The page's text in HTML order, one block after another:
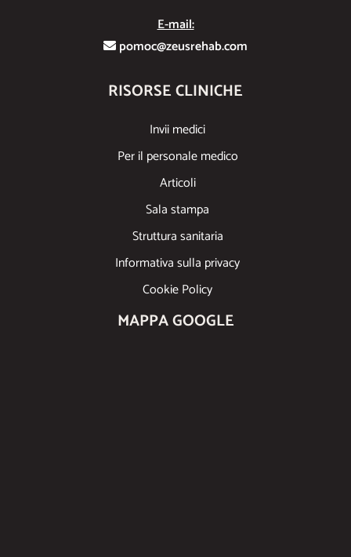
E-mail:
pomoc@zeusrehab.com
RISORSE CLINICHE
Invii medici
Per il personale medico
Articoli
Sala stampa
Struttura sanitaria
Informativa sulla privacy
Cookie Policy
MAPPA GOOGLE